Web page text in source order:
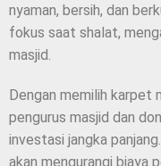
nyaman, bersih, dan
fokus saat shalat,
masjid.
Dengan memilih karpet
pengurus masjid dan
investasi jangka
akan mengurangi biaya